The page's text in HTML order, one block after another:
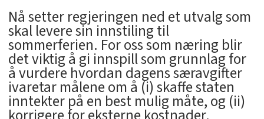
Nå setter regjeringen ned et utvalg som
skal levere sin innstiling til
sommerferien. For oss som næring blir
det viktig å gi innspill som grunnlag for
å vurdere hvordan dagens særavgifter
ivaretar målene om å (i) skaffe staten
inntekter på en best mulig måte, og (ii)